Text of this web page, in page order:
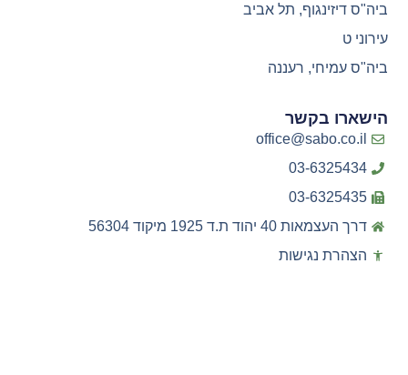
ביה"ס דיזינגוף, תל אביב
עירוני ט
ביה"ס עמיחי, רעננה
הישארו בקשר
office@sabo.co.il
03-6325434
03-6325435
דרך העצמאות 40 יהוד ת.ד 1925 מיקוד 56304
הצהרת נגישות